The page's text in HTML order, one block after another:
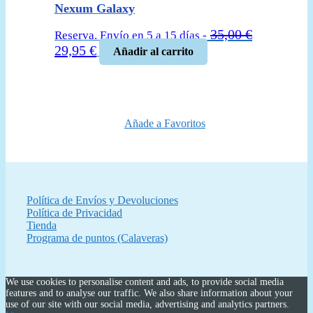
Nexum Galaxy
Reserva. Envío en 5 a 15 días - 35,00€
El
29,95 €El
precio
Añadir al carrito
Añade a Favoritos
Política de Envíos y Devoluciones
Política de Privacidad
Tienda
Programa de puntos (Calaveras)
We use cookies to personalise content and ads, to provide social media
features and to analyse our traffic. We also share information about your
use of our site with our social media, advertising and analytics partners.